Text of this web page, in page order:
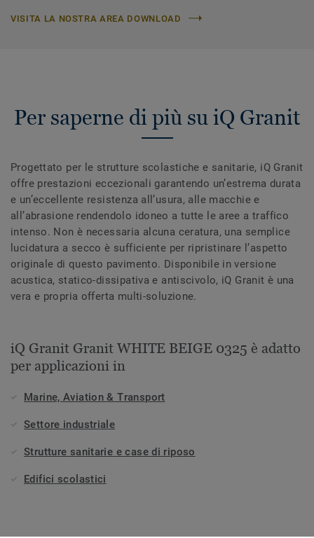
VISITA LA NOSTRA AREA DOWNLOAD
Per saperne di più su iQ Granit
Progettato per le strutture scolastiche e sanitarie, iQ Granit
offre prestazioni eccezionali garantendo un’estrema durata
e un’eccellente resistenza all’usura, alle macchie e
all’abrasione rendendolo idoneo a tutte le aree a traffico
intenso. Non è necessaria alcuna ceratura, una semplice
lucidatura a secco è sufficiente per ripristinare l’aspetto
originale di questo pavimento. Disponibile in versione
acustica, statico-dissipativa e antiscivolo, iQ Granit è una
vera e propria offerta multi-soluzione.
iQ Granit Granit WHITE BEIGE 0325 è adatto
per applicazioni in
Marine, Aviation & Transport
Settore industriale
Strutture sanitarie e case di riposo
Edifici scolastici